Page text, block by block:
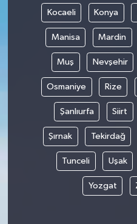
Kocaeli Konya
Manisa Mardin
Muş Nevşehir
Osmaniye Rize
Şanlıurfa Siirt
Şırnak Tekirdağ
Tunceli Uşak
Yozgat